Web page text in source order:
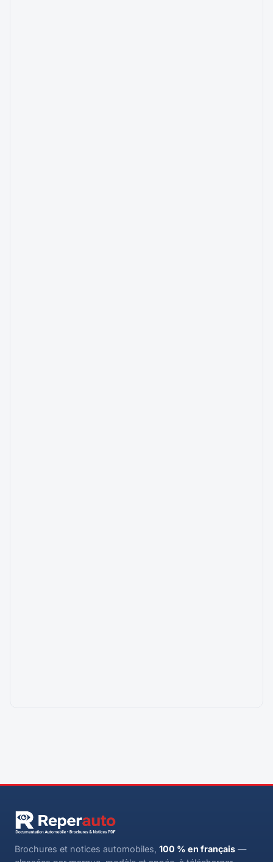
Brochures et notices automobiles, 100 % en français —